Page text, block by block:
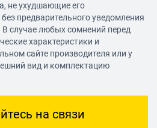
не ухудшающие его
предварительного уведомления
В случае любых сомнений перед
характеристики и
сайте производителя или у
вид и комплектацию
на связи